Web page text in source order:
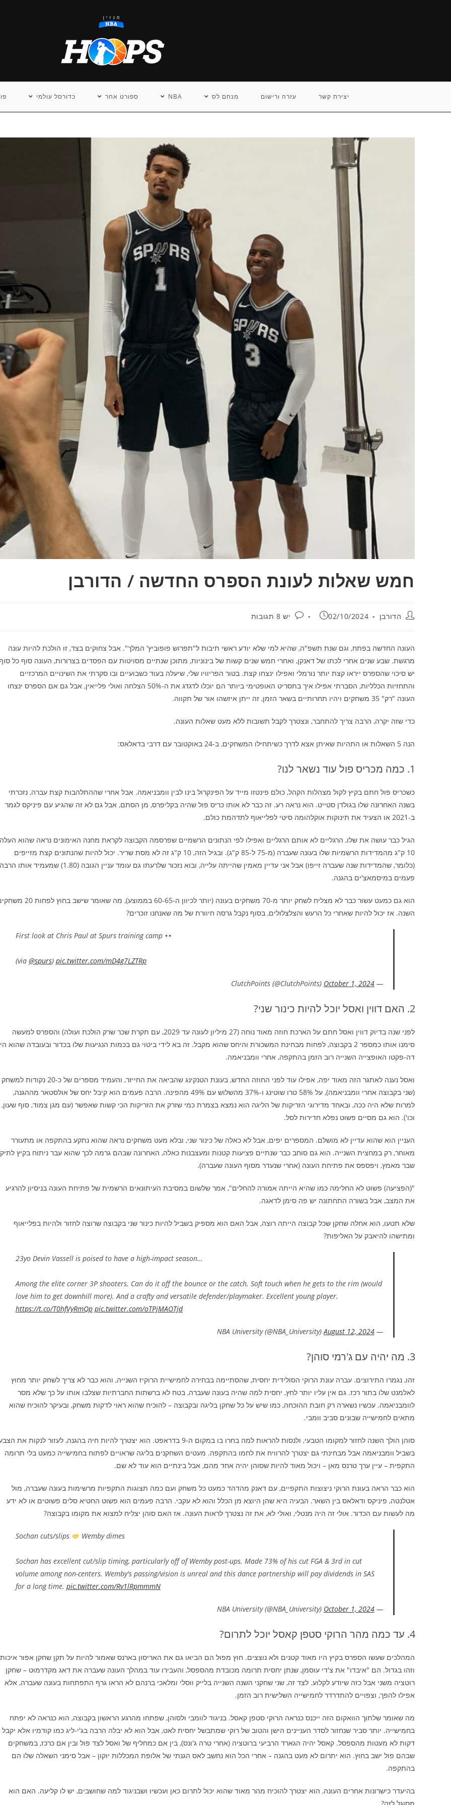
יצירת קשר עזרה ורישום מנחם לס NBA ספורט אחר כדורסל עולמי
חמש שאלות לעונת הספרס החדשה / הדורבן
מחבר:
הדורבן פורסם:
02/10/2024 תגובות:
יש 8 תגובות
העונה החדשה בפתח, וגם שנת תשפ"ה, שהיא למי שלא יודע ראשי תיבות ל"תפרוש פופוביץ' המלך". אבל צחוקים בצד, זו הולכת להיות עונה
מרגשת. שבע שנים אחרי לכתו של דאנקן, ואחרי חמש שנים קשות של בינוניות, מתוכן שנתיים מסויטות עם הפסדים בצרורות, העונה סוף כל
יש סיכוי שהספרס ייראו קצת יותר נורמלי ואפילו ינצחו קצת. בטור הפריוויו שלי, שיעלה בעוד כשבועיים ובו סקרתי את השינויים המרכזיים
והתחזיות הכלליות, הסברתי אפילו איך בתסריט האופטימי ביותר הם יוכלו לדגדג את ה-50% הצלחה ואולי פלייאין, אבל גם אם הספרס ינצחו
העונה "רק" 35 משחקים ויהיו תחרותיים בשאר הזמן, זה ייתן איזשהו אור של תקווה.
כדי שזה יקרה, הרבה צריך להתחבר, ונצטרך לקבל תשובות ללא מעט שאלות העונה.
הנה 5 השאלות או התהיות שאיתן אצא לדרך כשיתחילו המשחקים, ב-24 באוקטובר עם דרבי בדאלאס:
כמה מכריס פול עוד נשאר לנו?
כשכריס פול חתם בקיץ לקול מצהלות הקהל, כולם פינטזו מייד על הפינקרול בינו לבין וומבניאמה. אבל אחרי שההתלהבות קצת עברה, נזכרתי
בשנה האחרונה שלו בגולדן סטייט. הוא נראה רע. זה כבר לא אותו כריס פול שהיה בקליפרס, מן הסתם, אבל גם לא זה שהגיע עם פיניקס לגמר
ב-2021 או הצעיד את תינוקות אוקלהומה סיטי לפלייאוף לתדהמת כולם.
הגיל כבר עושה את שלו, הרגליים לא אותם הרגליים ואפילו לפי הנתונים הרשמיים שפרסמה הקבוצה לקראת מחנה האימונים נראה שהוא העלה
10 ק"ג מהמדידות הרשמיות שלו בעונה שעברה (מ-75 ל-85 ק"ג). ובגיל הזה, 10 ק"ג זה לא מסת שריר. יכול להיות שהנתונים קצת מזייפים
(כלומר, שהמדידות שנה שעברה זייפו) אבל אני עדיין מאמין שהייתה עלייה, ובוא נזכור שלרעתו גם עומד עניין הגובה (1.80) שמעמיד אותו הרבה
פעמים במיסמאצ'ים בהגנה.
הוא גם כמעט עשור כבר לא מצליח לשחק יותר מ-70 משחקים בעונה (יותר לכיוון ה-60-65 בממוצע), מה שאומר
השנה. אז יכול להיות שאחרי כל הרעש והצלצלולים, בסוף נקבל גרסה חיוורת של מה שאנחנו זוכרים?
First look at Chris Paul at Spurs training camp
(via @spurs) pic.twitter.com/mD4g7LZTRp
— ClutchPoints (@ClutchPoints)
October 1, 2024
האם דווין ואסל יוכל להיות כינור שני?
לפני שנה בדיוק דווין ואסל חתם על הארכת חוזה מאוד נוחה (27 מיליון לעונה עד 2029, עם תקרת שכר שרק הולכת ועולה) והספרס למעשה
סימנו אותו כמספר 2 בקבוצה, לפחות מבחינת המשכורת והיחס שהוא מקבל. זה בא לידי ביטוי גם בכמות הנגיעות שלו בכדור ובעובדה שהוא
דה-פקטו האופצייה השנייה רוב הזמן בהתקפה, אחרי וומבניאמה.
ואסל נענה לאתגר הזה מאוד יפה, אפילו עוד לפני החוזה החדש, בעונת הטנקינג שהביאה את החייזר, והעמיד מספרים של כ-20 נקודות למשחק
(שני בקבוצה אחרי וומבניאמה), על 58% טרו שוטינג ו-37% מהשלוש עם 49% מהפינה. הרבה פעמים הוא קיבל יחס של אולסטאר מההגנה,
למרות שלא היה ככה, ובאחד מדירוגי הזריקות של הליגה הוא נמצא בצמרת כמי שזרק את הזריקות הכי קשות שאפשר (עם מגן צמוד, סוף שעון,
וכו'). הוא גם מסיים פשוט נפלא חדירות לסל.
העניין הוא שהוא עדיין לא מושלם. המספרים יפים, אבל לא כאלה של כינור שני, ובלא מעט משחקים נראה שהוא נתקע בהתקפה או מתעורר
מאוחר, רק במחצית השנייה. הוא גם סוחב כבר שנתיים פציעות קטנות ומעצבנות כאלה, האחרונה שבהם גרמה לכך שהוא עבר ניתוח בקיץ
שבר מאמץ, ויפספס את פתיחת העונה (אחרי שנעדר מסוף העונה שעברה).
"(הפציעה) פשוט לא החלימה כמו שהיא הייתה אמורה להחלים", אמר שלשום במסיבת העיתונאים הרשמית של פתיחת העונה בניסיון להרגיע
את המצב, אבל בשורה התחתונה יש פה סימן לדאגה.
שלא תטעו, הוא אחלה שחקן שכל קבוצה הייתה רוצה, אבל האם הוא מספיק בשביל להיות כינור שני בקבוצה שרוצה לחזור ולהיות בפלייאוף
ומתישהו להיאבק על האליפות?
23yo Devin Vassell is poised to have a high-impact season…
Among the elite corner 3P shooters. Can do it off the bounce or the catch. Soft touch when he gets to the rim (would
love him to get downhill more). And a crafty and versatile defender/playmaker. Excellent young player.
https://t.co/T0hfVyRmQp pic.twitter.com/oTPjMAOTjd
— NBA University (@NBA_University)
August 12, 2024
מה יהיה עם ג'רמי סוהן?
זהו, נגמרו התירוצים. עברה עונת הרוקי הסולידית יחסית, שהסתיימה בבחירה לחמישיית הרוקיז השנייה, והוא כבר לא צריך לשחק יותר מחוץ
לאלמנט שלו בתור רכז. גם אין עליו יותר לחץ, יחסית למה שהיה בעונה שעברה, בטח לא ברשתות החברתיות שצלבו אותו על כך שלא מסר
לוומבניאמה. עכשיו נשארה רק חובת ההוכחה, כמו שיש על כל שחקן בליגה ובקבוצה – להוכיח שהוא ראוי לדקות משחק, ובעיקר להוכיח שהוא
מתאים לחמישייה שבונים סביב וומבי.
סוהן הולך השנה לחזור למקומו הטבעי, ולנסות להראות למה בחרו בו במקום ה-9 בדראפט. הוא יצטרך להיות חיה בהגנה, לעזור לנקות את
בשביל וומבניאמה אבל מבחינתי גם יצטרך להרוויח את לחמו בהתקפה. מעטים השחקנים בליגה שראויים לפתוח בחמישייה כמעט בלי תרומה
התקפית – עיין ערך טרנס מאן – ויכול מאוד להיות שסוהן יהיה אחד מהם, אבל בינתיים הוא עוד לא שם.
הוא כבר הראה בעונת הרוקי ניצוצות התקפיים, עם דאנק מהדהד כמעט כל משחק ועם כמה תצוגות התקפיות מרשימות בעונה שעברה, מול
אטלנטה, פיניקס ודאלאס בין השאר. הבעיה היא שהן היוצא מן הכלל והוא לא עקבי. הרבה פעמים הוא פשוט החטיא סלים פשוטים או לא ידע
מה לעשות עם הכדור. אולי זה היה מנטלי, ואולי לא, את זה נצטרך לראות העונה. אז האם סוהן יצליח למצוא את מקומו בקבוצה?
Sochan cuts/slips Wemby dimes
Sochan has excellent cut/slip timing, particularly off of Wemby post-ups. Made 73% of his cut FGA & 3rd in cut
volume among non-centers. Wemby's passing/vision is unreal and this dance partnership will pay dividends in SAS
for a long time. pic.twitter.com/Rv1lRpmmmN
— NBA University (@NBA_University)
October 1, 2024
עד כמה מהר הרוקי סטפן קאסל יוכל לתרום?
המהלכים שעשו הספרס בקיץ היו מאוד קטנים ולא נוצצים. חוץ מפול הם הביאו גם את האריסון בארנס שאמור להיות על תקן שחקן אפור
וזהו בגדול. הם "איבדו" את צ'די עוסמן, שנתן יחסית תרומה מכובדת מהספסל, והעבירו עוד במהלך העונה שעברה את דאג מקדרמוט – שחקן
רוטציה משני אבל כזה שיודע לקלוע. לצד זה, שני שחקני השנה השנייה בלייק ווסלי ומלאכי ברנהם לא הראו גרף התפתחות בעונה שעברה, אלא
אפילו להפך, וצפויים להתדרדר לחמישייה השלישית רוב הזמן.
מה שאומר שלתוך הוואקום הזה ייכנס כנראה הרוקי סטפן קאסל. בניגוד לוומבי ולסוהן, שפתחו מהרגע הראשון בקבוצה, הוא כנראה לא יפתח
בחמישייה. יותר סביר שנחזור לסדר העניינים הישן והטוב של רוקי שמתבשל יחסית לאט, אבל הוא לא יבלה הרבה בג'י-ליג כמו קודמיו אלא יקבל
דקות לא מעטות מהספסל. קאסל יהיה הגארד הרביעי ברוטציה (אחרי טרה ג'ונס), בין אם כמחליף של ואסל לצד פול ובין אם כרכז, במשחקים
שבהם פול ישב בחוץ. הוא יתרום לא מעט בהגנה – אחרי הכל הוא נחשב לאס הגנתי של אלופת המכללות יוקון – אבל סימני השאלה שלו הם
בהתקפה.
בהיעדר כישרונות אחרים העונה, הוא יצטרך להוכיח מהר מאוד שהוא יכול לתרום כאן ועכשיו ושבניגוד למה שחושבים, יש לו קליעה. האם הוא